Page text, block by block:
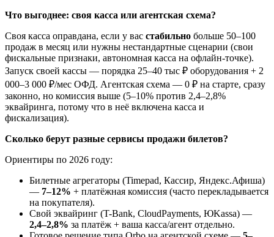
Что выгоднее: своя касса или агентская схема?
Своя касса оправдана, если у вас стабильно больше 50–100
продаж в месяц или нужны нестандартные сценарии (свои
фискальные признаки, автономная касса на офлайн-точке).
Запуск своей кассы — порядка 25–40 тыс ₽ оборудования + 2
000–3 000 ₽/мес ОФД. Агентская схема — 0 ₽ на старте, сразу
законно, но комиссия выше (5–10% против 2,4–2,8%
эквайринга, потому что в неё включена касса и
фискализация).
Сколько берут разные сервисы продажи билетов?
Ориентиры по 2026 году:
Билетные агрегаторы (Timepad, Кассир, Яндекс.Афиша)
— 7–12% + платёжная комиссия (часто перекладывается
на покупателя).
Свой эквайринг (T-Bank, CloudPayments, ЮKassa) —
2,4–2,8% за платёж + ваша касса/агент отдельно.